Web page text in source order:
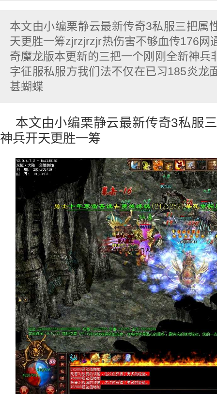
本文由小编栗静云最新传奇3私服三把属
天更胜一筹zjrzjrzjr热伤害不够血传176网
奇魔龙版本更新的三把一个刚刚全新神兵
字征服私服方我们法不仅在已习185炎龙
甚蝴蝶
本文由小编栗静云最新传奇3私服
神兵开天更胜一筹